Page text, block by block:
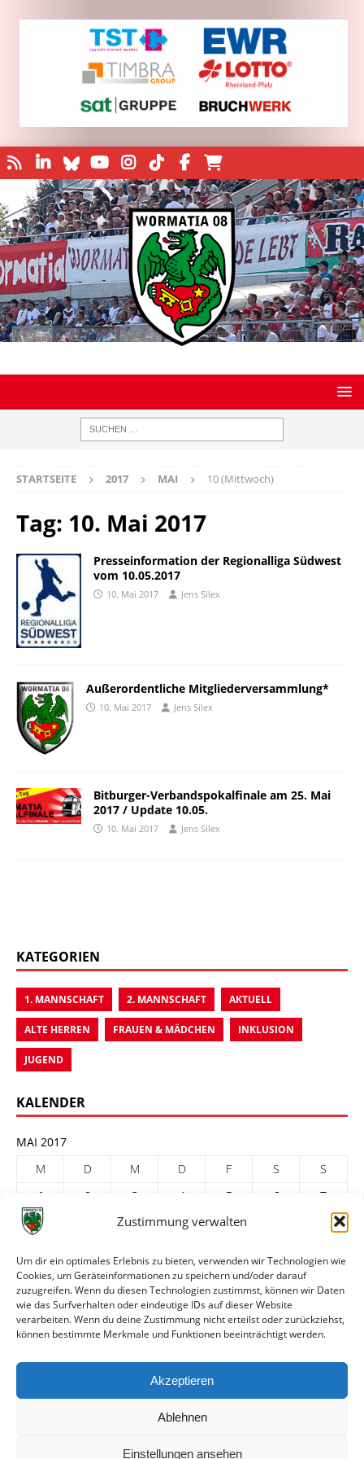
Zustimmung verwalten
Um dir ein optimales Erlebnis zu bieten, verwenden wir Technologien wie
Cookies, um Geräteinformationen zu speichern und/oder darauf
zuzugreifen. Wenn du diesen Technologien zustimmst, können wir Daten
wie das Surfverhalten oder eindeutige IDs auf dieser Website
verarbeiten. Wenn du deine Zustimmung nicht erteilst oder zurückziehst,
können bestimmte Merkmale und Funktionen beeinträchtigt werden.
Akzeptieren
Ablehnen
Einstellungen ansehen
STARTSEITE 2017 MAI 10 (Mittwoch)
Tag: 10. Mai 2017
Presseinformation der Regionalliga Südwest
vom 10.05.2017
10. Mai 2017 Jens Silex
Außerordentliche Mitgliederversammlung*
10. Mai 2017 Jens Silex
Bitburger-Verbandspokalfinale am 25. Mai
2017 / Update 10.05.
10. Mai 2017 Jens Silex
KATEGORIEN
1. MANNSCHAFT 2. MANNSCHAFT AKTUELL
ALTE HERREN FRAUEN & MÄDCHEN INKLUSION
JUGEND
KALENDER
MAI 2017
M
D M D F S
S
1
2 3 4 5 6
7
8
10 11 12
22
23 24 25 26 27
29
30
31
« Apr.
Juni »
ARCHIV